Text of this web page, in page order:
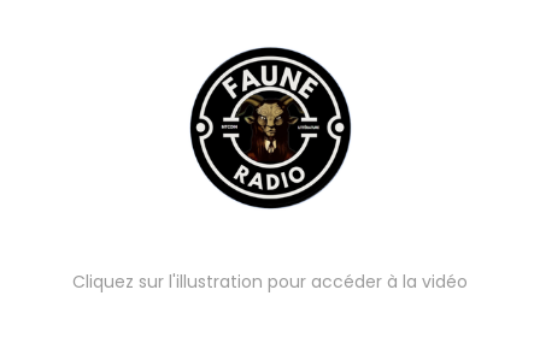
Cliquez sur l'illustration pour accéder à la vidéo